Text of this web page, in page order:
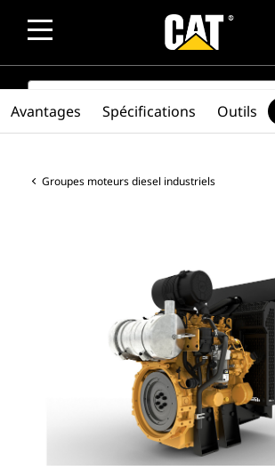
SEARCH
Groupes moteurs diesel industriels
Avantages Spécifications Outils